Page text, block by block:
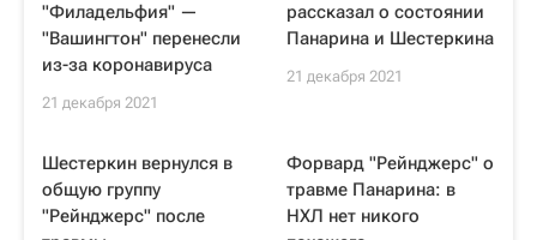
"Филадельфия" —
"Вашингтон" перенесли
из-за коронавируса
21 декабря 2021
рассказал о состоянии
Панарина и Шестеркина
21 декабря 2021
Шестеркин вернулся в
общую группу
"Рейнджерс" после
Форвард "Рейнджерс" о
травме Панарина: в
НХЛ нет никого